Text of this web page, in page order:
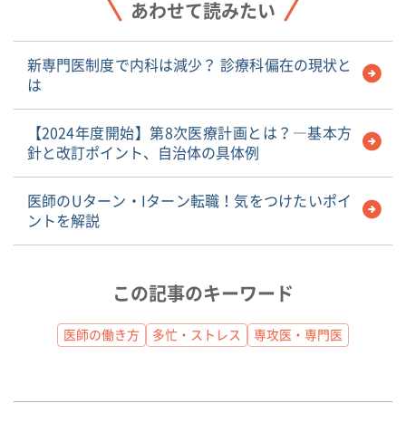
あわせて読みたい
新専門医制度で内科は減少？ 診療科偏在の現状と
は
【2024年度開始】第8次医療計画とは？―基本方
針と改訂ポイント、自治体の具体例
医師のUターン・Iターン転職！気をつけたいポイ
ントを解説
この記事のキーワード
医師の働き方 多忙・ストレス 専攻医・専門医